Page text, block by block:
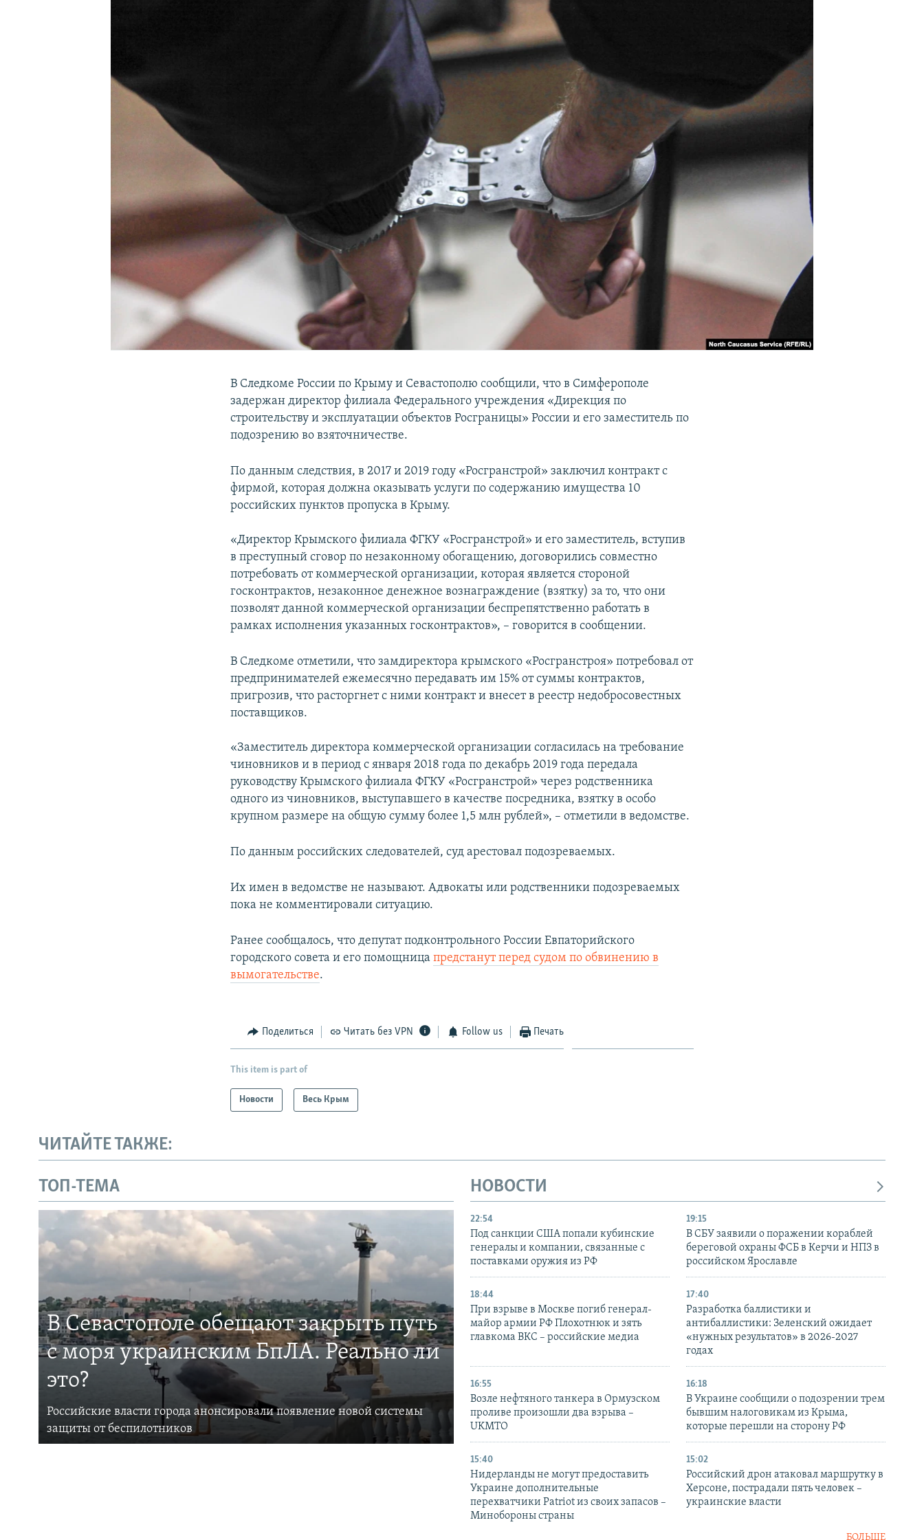
УКРАИНСКАЯ ПРОБЛЕМА КРЫМА
В Следкоме России по Крыму и Севастополю сообщили, что в Симферополе
задержан директор филиала Федерального учреждения «Дирекция по
строительству и эксплуатации объектов Росграницы» России и его заместитель по
подозрению во взяточничестве.
По данным следствия, в 2017 и 2019 году «Росгранстрой» заключил контракт с
фирмой, которая должна оказывать услуги по содержанию имущества 10
российских пунктов пропуска в Крыму.
«Директор Крымского филиала ФГКУ «Росгранстрой» и его заместитель, вступив
в преступный сговор по незаконному обогащению, договорились совместно
потребовать от коммерческой организации, которая является стороной
госконтрактов, незаконное денежное вознаграждение (взятку) за то, что они
позволят данной коммерческой организации беспрепятственно работать в
рамках исполнения указанных госконтрактов», – говорится в сообщении.
В Следкоме отметили, что замдиректора крымского «Росгранстроя» потребовал от
предпринимателей ежемесячно передавать им 15% от суммы контрактов,
пригрозив, что расторгнет с ними контракт и внесет в реестр недобросовестных
поставщиков.
«Заместитель директора коммерческой организации согласилась на требование
чиновников и в период с января 2018 года по декабрь 2019 года передала
руководству Крымского филиала ФГКУ «Росгранстрой» через родственника
одного из чиновников, выступавшего в качестве посредника, взятку в особо
крупном размере на общую сумму более 1,5 млн рублей», – отметили в ведомстве.
По данным российских следователей, суд арестовал подозреваемых.
Их имен в ведомстве не называют. Адвокаты или родственники подозреваемых
пока не комментировали ситуацию.
Ранее сообщалось, что депутат подконтрольного России Евпаторийского
городского совета и его помощницапредстанут перед судом по обвинению в
вымогательстве.
Поделиться Читать без VPN Follow us Печать
This item is part of
Новости Весь Крым
ЧИТАЙТЕ ТАКЖЕ:
ТОП-ТЕМА
В Севастополе обещают закрыть путь
с моря украинским БпЛА. Реально ли
это?
Российские власти города анонсировали появление новой системы
защиты от беспилотников
НОВОСТИ
22:54
Под санкции США попали кубинские
генералы и компании, связанные с
поставками оружия из РФ
19:15
В СБУ заявили о поражении кораблей
береговой охраны ФСБ в Керчи и НПЗ в
российском Ярославле
18:44
При взрыве в Москве погиб генерал-
майор армии РФ Плохотнюк и зять
главкома ВКС – российские медиа
17:40
Разработка баллистики и
антибаллистики: Зеленский ожидает
«нужных результатов» в 2026-2027
годах
16:55
Возле нефтяного танкера в Ормузском
проливе произошли два взрыва –
UKMTO
16:18
В Украине сообщили о подозрении трем
бывшим налоговикам из Крыма,
которые перешли на сторону РФ
15:40
Нидерланды не могут предоставить
Украине дополнительные
перехватчики Patriot из своих запасов –
Минобороны страны
15:02
Российский дрон атаковал маршрутку в
Херсоне, пострадали пять человек –
украинские власти
БОЛЬШЕ